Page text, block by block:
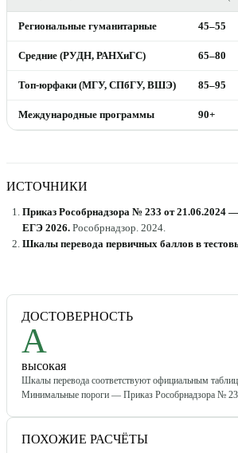
Региональные гуманитарные 45–55
Средние (РУДН, РАНХиГС) 65–80
Топ-юрфаки (МГУ, СПбГУ, ВШЭ) 85–95
Международные программы 90+
ИСТОЧНИКИ
Приказ Рособрнадзора № 233 от
ЕГЭ 2026. Рособрнадзор 2024
Шкалы перевода первичных баллов в
ДОСТОВЕРНОСТЬ
A
высокая
Шкалы перевода соответствуют официальным
Минимальные пороги — Приказ Рособрнадзора №
ПОХОЖИЕ РАСЧЁТЫ